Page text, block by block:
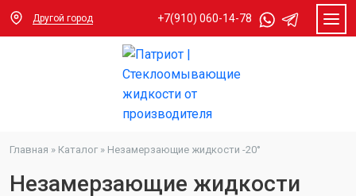
Другой город +7(910) 060-14-78
Главная » Каталог » Незамерзающие жидкости -20°
Незамерзающие жидкости